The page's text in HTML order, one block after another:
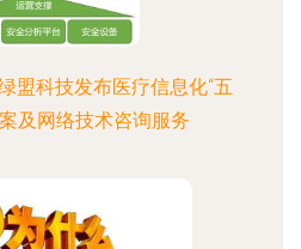
盟科技发布医疗信息化“五
及网络技术咨询服务